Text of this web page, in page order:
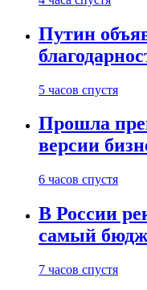
Путин
5 часов спустя
Прошла
версии
6 часов спустя
В России
самый
7 часов спустя